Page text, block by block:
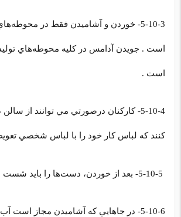
5-10-3- خوردن و آشاميدن فقط در
است . جويدن آدامس در كليه محوطه‌هاي
است .
5-10-4- كاركنان درصورتي مي توانند از
كنند كه لباس كار خود را با لباس شخصي
5-10-6- در جاهايي كه آشاميدن مجاز است